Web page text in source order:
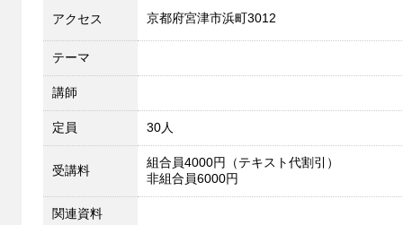
アクセス 京都府宮津市浜町3012
テーマ
講師
定員 30人
受講料
組合員4000円（テキスト代割引）
非組合員6000円
関連資料